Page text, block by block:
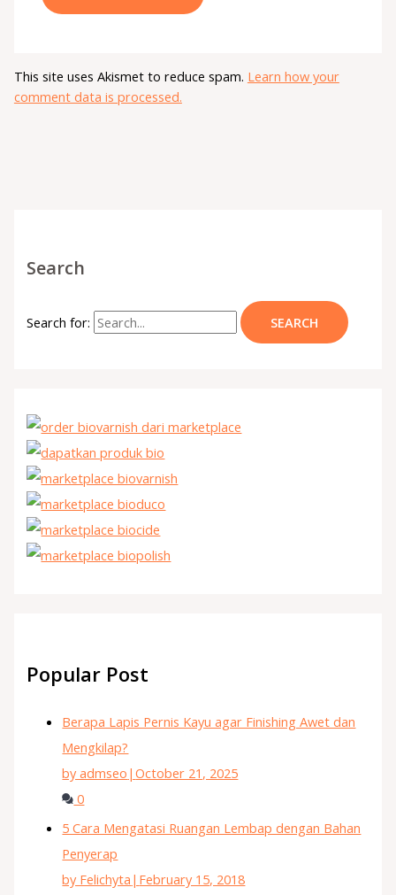
This site uses Akismet to reduce spam. Learn how your
comment data is processed.
Search
Search for:
Popular Post
Berapa Lapis Pernis Kayu agar Finishing Awet dan
Mengkilap?
by admseo |October 21, 2025
0
5 Cara Mengatasi Ruangan Lembap dengan Bahan
Penyerap
by Felichyta | February 15, 2018